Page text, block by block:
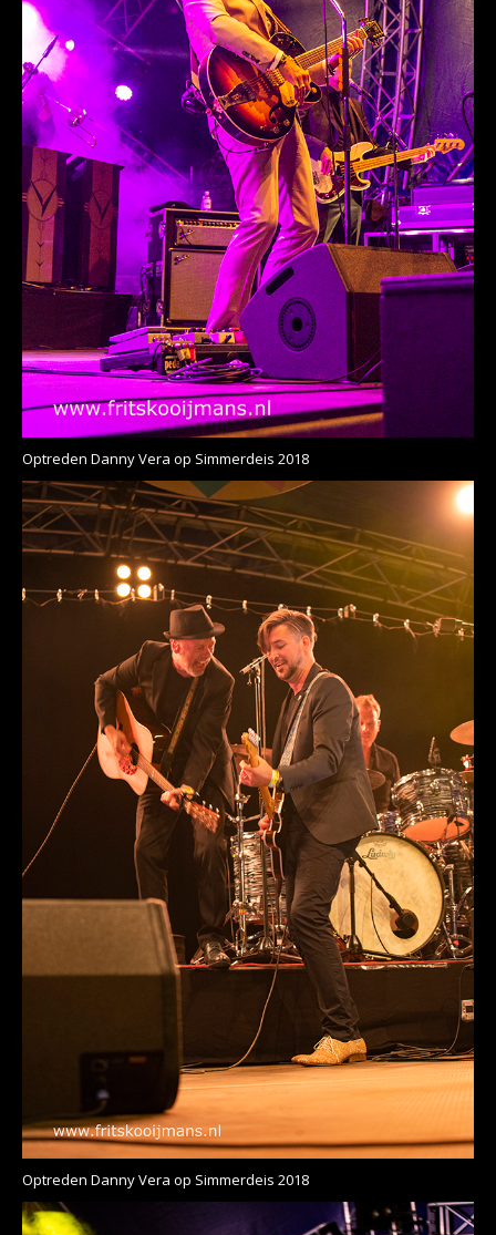
Optreden Danny Vera op Simmerdeis 2018
Optreden Danny Vera op Simmerdeis 2018